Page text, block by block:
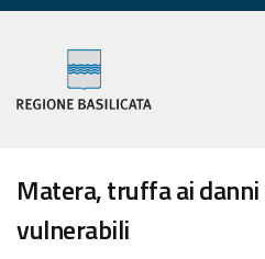
Matera, truffa ai
vulnerabili